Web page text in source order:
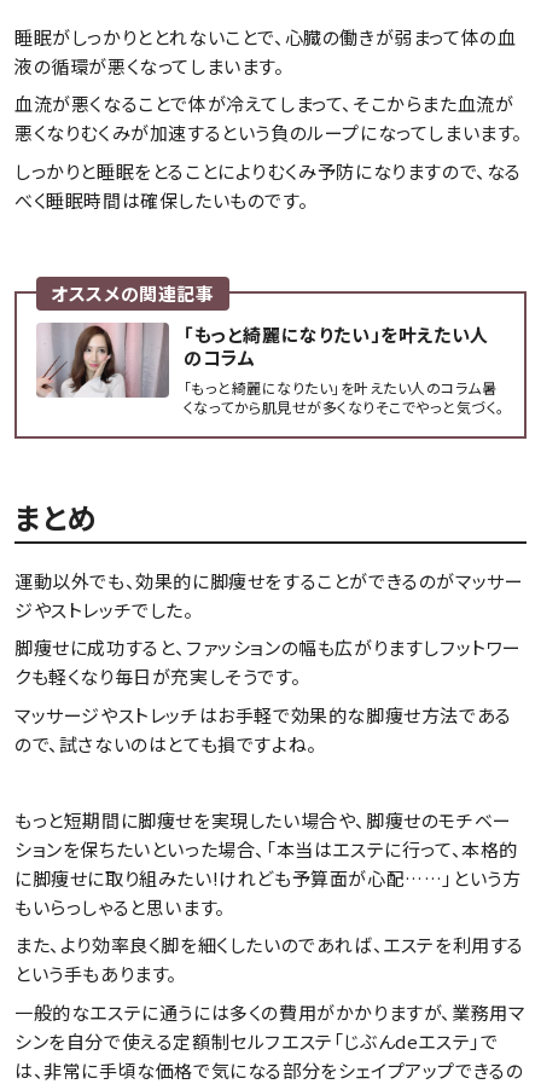
睡眠がしっかりととれないことで、心臓の働きが弱まって体の血
液の循環が悪くなってしまいます。
血流が悪くなることで体が冷えてしまって、そこからまた血流が
悪くなりむくみが加速するという負のループになってしまいます。
しっかりと睡眠をとることによりむくみ予防になりますので、なる
べく睡眠時間は確保したいものです。
オススメの関連記事
「もっと綺麗になりたい」を叶えたい人
のコラム
「もっと綺麗になりたい」を叶えたい人のコラム暑
くなってから肌見せが多くなりそこでやっと気づく。
ぐ痩せることってできるの？運動も激しい食事制限
まとめ
運動以外でも、効果的に脚痩せをすることができるのがマッサー
ジやストレッチでした。
脚痩せに成功すると、ファッションの幅も広がりますしフットワー
クも軽くなり毎日が充実しそうです。
マッサージやストレッチはお手軽で効果的な脚痩せ方法である
ので、試さないのはとても損ですよね。
もっと短期間に脚痩せを実現したい場合や、脚痩せのモチベー
ションを保ちたいといった場合、「本当はエステに行って、本格的
に脚痩せに取り組みたい!けれども予算面が心配……」という方
もいらっしゃると思います。
また、より効率良く脚を細くしたいのであれば、エステを利用する
という手もあります。
一般的なエステに通うには多くの費用がかかりますが、業務用マ
シンを自分で使える定額制セルフエステ「じぶんdeエステ」で
は、非常に手頃な価格で気になる部分をシェイプアップできるの